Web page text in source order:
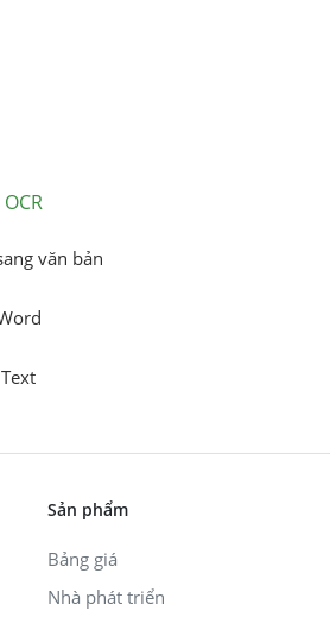
văn bản
Sản phẩm
Bảng giá
Nhà phát triển